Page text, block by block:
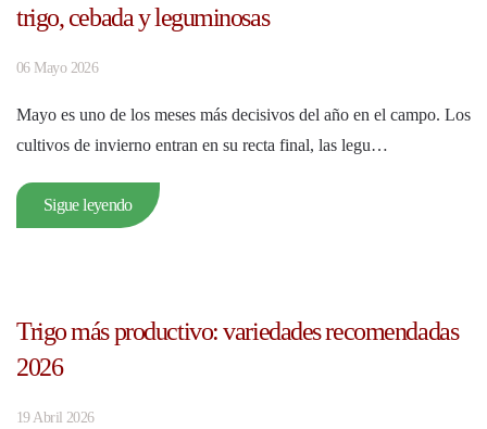
trigo, cebada y leguminosas
06 Mayo 2026
Mayo es uno de los meses más decisivos del año en el campo. Los
cultivos de invierno entran en su recta final, las legu…
Sigue leyendo
Trigo más productivo: variedades recomendadas
2026
19 Abril 2026